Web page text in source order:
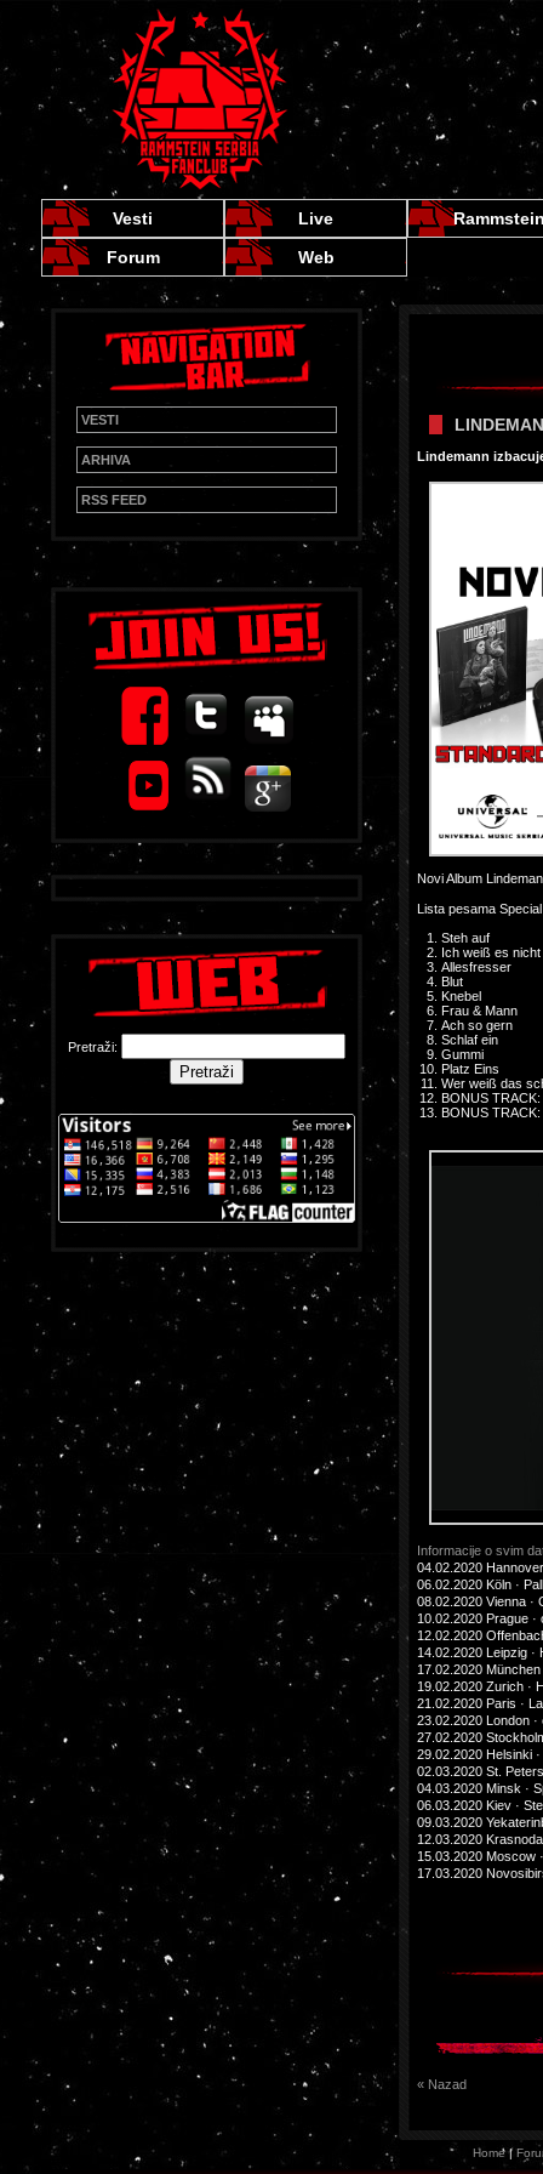
Vesti Live
Forum
Web
VESTI
ARHIVA
RSS FEED
Pretraži:
Lindemann
Novi Album
Lista pesama
Steh auf
Ich weiß es nicht
Allesfresser
Blut
Knebel
Frau & Mann
Ach so gern
Schlaf ein
Gummi
Platz Eins
Wer weiß das
BONUS
BONUS
Informacije o svim
04.02.2020
06.02.2020 Köln ·
08.02.2020 Vienna ·
10.02.2020 Prague
12.02.2020
14.02.2020 Leipzig ·
17.02.2020 München
19.02.2020 Zurich ·
21.02.2020 Paris ·
23.02.2020 London
27.02.2020
29.02.2020 Helsinki
02.03.2020 St.
04.03.2020 Minsk ·
06.03.2020 Kiev ·
09.03.2020
12.03.2020
15.03.2020 Moscow
17.03.2020
« Nazad
Home|